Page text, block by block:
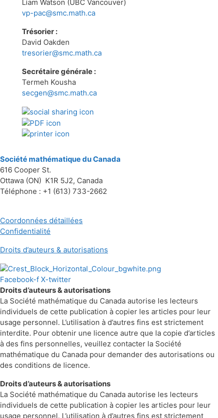
Liam Watson (UBC Vancouver)
vp-pac@smc.math.ca
Trésorier :
David Oakden
tresorier@smc.math.ca
Secrétaire générale :
Termeh Kousha
secgen@smc.math.ca
Société mathématique du Canada
616 Cooper St.
Ottawa (ON) K1R 5J2, Canada
Téléphone : +1 (613) 733-2662
Coordonnées détaillées
Confidentialité
Droits d’auteurs & autorisations
Facebook-f X-twitter
Droits d’auteurs & autorisations
La Société mathématique du Canada autorise les lecteurs
individuels de cette publication à copier les articles pour leur
usage personnel. L’utilisation à d’autres fins est strictement
interdite. Pour obtenir une licence autre que la copie d’articles
à des fins personnelles, veuillez contacter la Société
mathématique du Canada pour demander des autorisations ou
des conditions de licence.
Droits d’auteurs & autorisations
La Société mathématique du Canada autorise les lecteurs
individuels de cette publication à copier les articles pour leur
usage personnel. L’utilisation à d’autres fins est strictement